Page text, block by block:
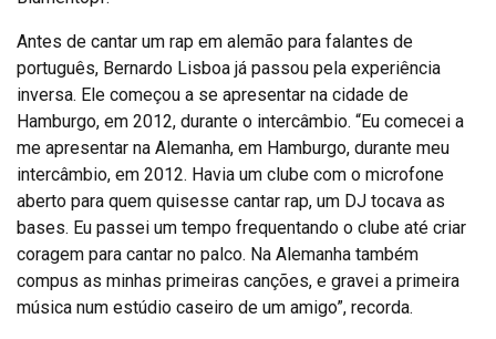
Antes de cantar um rap em alemão para falantes de
português, Bernardo Lisboa já passou pela experiência
inversa. Ele começou a se apresentar na cidade de
Hamburgo, em 2012, durante o intercâmbio. “Eu comecei a
me apresentar na Alemanha, em Hamburgo, durante meu
intercâmbio, em 2012. Havia um clube com o microfone
aberto para quem quisesse cantar rap, um DJ tocava as
bases. Eu passei um tempo frequentando o clube até criar
coragem para cantar no palco. Na Alemanha também
compus as minhas primeiras canções, e gravei a primeira
música num estúdio caseiro de um amigo”, recorda.